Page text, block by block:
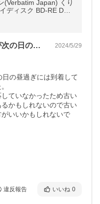
(Verbatim Japan) くり
ディスク BD-RE DL 5
ンタブ
夜の11時ごろ購入しましたが次の日の昼… 2024/5/29
の昼過ぎには到着して
ていなかったため古い
かもしれないので古い
いいかもしれないで
違反報告 いいね 0